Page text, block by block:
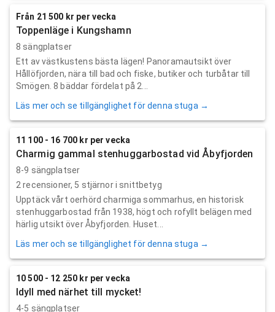
Från 21 500 kr per vecka
Toppenläge i Kungshamn
8 sängplatser
Ett av västkustens bästa lägen! Panoramautsikt över
Hållöfjorden, nära till bad och fiske, butiker och turbåtar till
Smögen. 8 bäddar fördelat på 2...
Läs mer och se tillgänglighet för denna stuga →
11 100 - 16 700 kr per vecka
Charmig gammal stenhuggarbostad vid Åbyfjorden
8-9 sängplatser
2 recensioner, 5 stjärnor i snittbetyg
Upptäck vårt oerhörd charmiga sommarhus, en historisk
stenhuggarbostad från 1938, högt och rofyllt belägen med
härlig utsikt över Åbyfjorden. Huset...
Läs mer och se tillgänglighet för denna stuga →
10 500 - 12 250 kr per vecka
Idyll med närhet till mycket!
4-5 sängplatser